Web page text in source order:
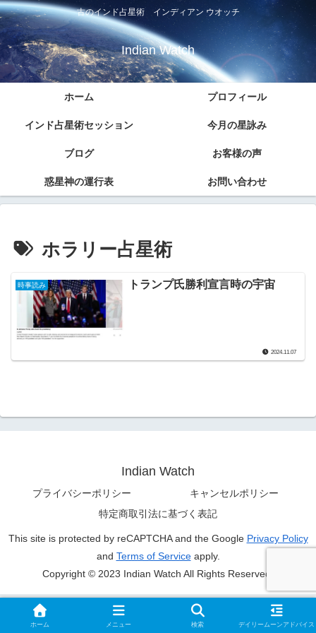
古のインド占星術 インディアン ウオッチ
Indian Watch
ホーム プロフィール
インド占星術セッション 今月の星詠み
ブログ お客様の声
惑星神の運行表 お問い合わせ
ホラリー占星術
時事読み トランプ氏勝利宣言時の宇宙
2024.11.07
Indian Watch
プライバシーポリシー
キャンセルポリシー
特定商取引法に基づく表記
This site is protected by reCAPTCHA and the Google Privacy Policy
and Terms of Serviceapply.
Copyright © 2023 Indian Watch All Rights Reserved.
ホーム メニュー 検索 デイリームーンアドバイス